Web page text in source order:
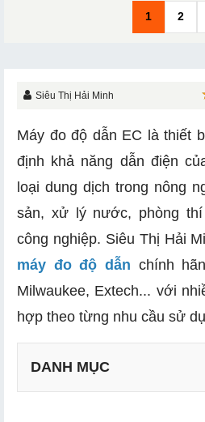
1 2
Siêu Thị Hải Minh
Máy đo độ dẫn EC là thiết
định khả năng dẫn điện
loại dung dịch trong nông
sản, xử lý nước, phòng
công nghiệp. Siêu Thị Hải
máy đo độ dẫn chính
Milwaukee, Extech... với
hợp theo từng nhu cầu sử
DANH MỤC